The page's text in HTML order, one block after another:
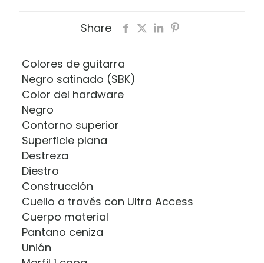
Share
Colores de guitarra
Negro satinado (SBK)
Color del hardware
Negro
Contorno superior
Superficie plana
Destreza
Diestro
Construcción
Cuello a través con Ultra Access
Cuerpo material
Pantano ceniza
Unión